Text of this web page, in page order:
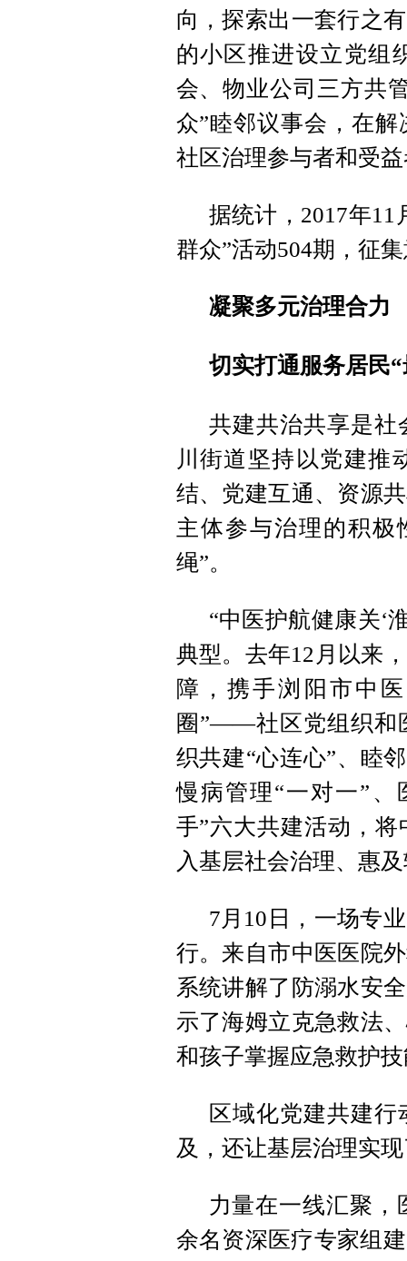
向，探索出一套行之
的小区推进设立党组
会、物业公司三方共
众”睦邻议事会，在
社区治理参与者和受
据统计，2017年
群众”活动504期，征
凝聚多元治理合力
切实打通服务居民
共建共治共享是社
川街道坚持以党建推
结、党建互通、资源
主体参与治理的积极
绳”。
“中医护航健康关‘
典型。去年12月以来
障，携手浏阳市中
圈”——社区党组织和
织共建“心连心”、睦
慢病管理“一对一”、
手”六大共建活动，
入基层社会治理、惠
7月10日，一场专
行。来自市中医医院
系统讲解了防溺水安
示了海姆立克急救法
和孩子掌握应急救护
区域化党建共建
及，还让基层治理实
力量在一线汇聚，
余名资深医疗专家组